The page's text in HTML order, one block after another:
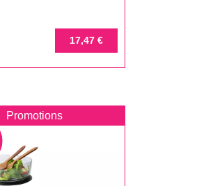
17,47 €
Promotions